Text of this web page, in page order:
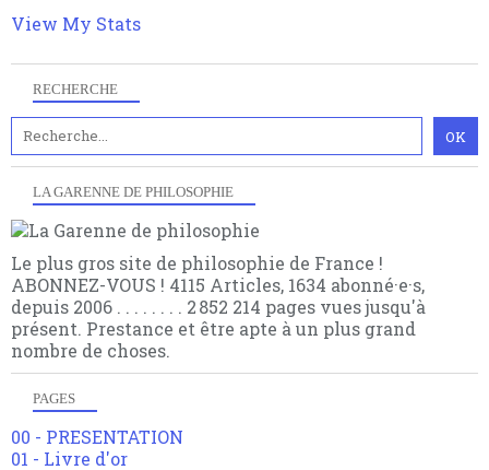
RECHERCHE
LA GARENNE DE PHILOSOPHIE
Le plus gros site de philosophie de France !
ABONNEZ-VOUS ! 4115 Articles, 1634 abonné·e·s,
depuis 2006 . . . . . . . . 2 852 214 pages vues jusqu'à
présent. Prestance et être apte à un plus grand
nombre de choses.
PAGES
00 - PRESENTATION
01 - Livre d'or
View My Stats